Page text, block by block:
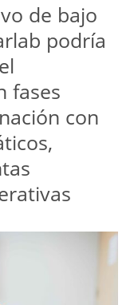
de bajo
podría
fases
con